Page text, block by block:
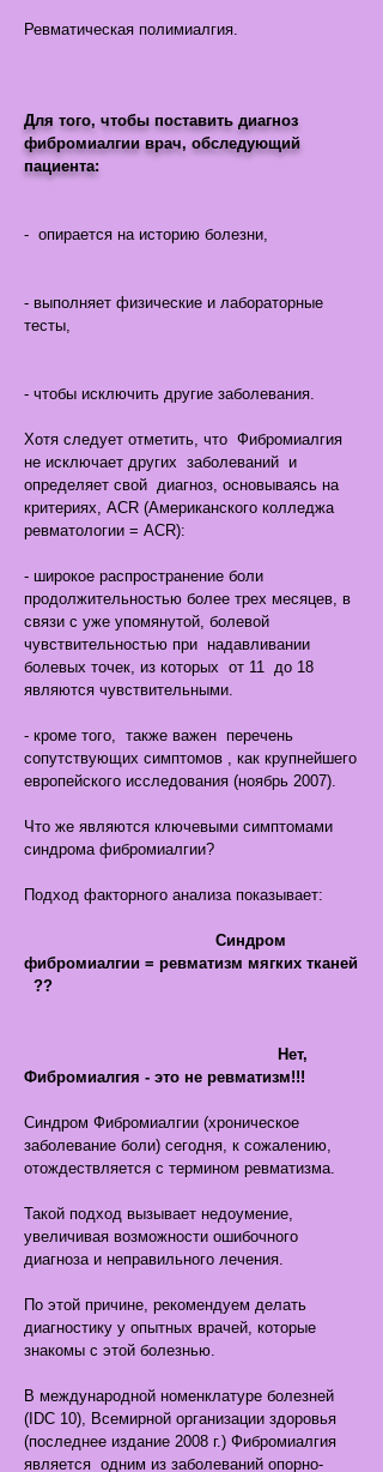
Ревматическая полимиалгия.
Для того, чтобы поставить диагноз
фибромиалгии врач, обследующий
пациента:
- опирается на историю болезни,
- выполняет физические и лабораторные
тесты,
- чтобы исключить другие заболевания.
Хотя следует отметить, что Фибромиалгия
не исключает других заболеваний и
определяет свой диагноз, основываясь на
критериях, ACR (Американского колледжа
ревматологии = ACR):
- широкое распространение боли
продолжительностью более трех месяцев, в
связи с уже упомянутой, болевой
чувствительностью при надавливании
болевых точек, из которых от 11 до 18
являются чувствительными.
- кроме того, также важен перечень
сопутствующих симптомов , как крупнейшего
европейского исследования (ноябрь 2007).
Что же являются ключевыми симптомами
синдрома фибромиалгии?
Подход факторного анализа показывает:
Синдром
фибромиалгии = ревматизм мягких тканей
??
Нет,
Фибромиалгия - это не ревматизм!!!
Синдром Фибромиалгии (хроническое
заболевание боли) сегодня, к сожалению,
отождествляется с термином ревматизма.
Такой подход вызывает недоумение,
увеличивая возможности ошибочного
диагноза и неправильного лечения.
По этой причине, рекомендуем делать
диагностику у опытных врачей, которые
знакомы с этой болезнью.
В международной номенклатуре болезней
(IDC 10), Всемирной организации здоровья
(последнее издание 2008 г.) Фибромиалгия
является одним из заболеваний опорно-